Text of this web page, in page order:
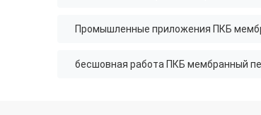
Промышленные приложения ПКБ
бесшовная работа ПКБ мембранный